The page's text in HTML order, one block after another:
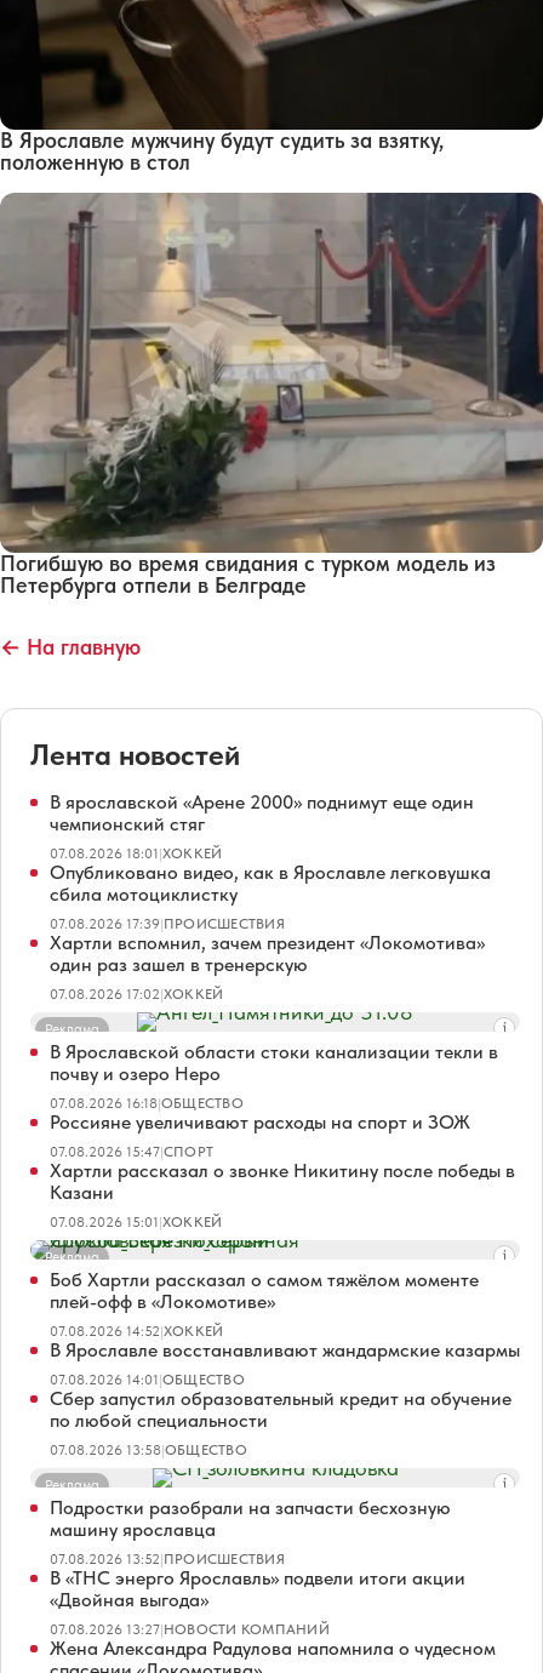
В Ярославле мужчину будут судить за взятку,
положенную в стол
Погибшую во время свидания с турком модель из
Петербурга отпели в Белграде
← На главную
Лента новостей
В ярославской «Арене 2000» поднимут еще один
чемпионский стяг
07.08.2026 18:01|ХОККЕЙ
Опубликовано видео, как в Ярославле легковушка
сбила мотоциклистку
07.08.2026 17:39|ПРОИСШЕСТВИЯ
Хартли вспомнил, зачем президент «Локомотива»
один раз зашел в тренерскую
07.08.2026 17:02|ХОККЕЙ
Реклама
В Ярославской области стоки канализации текли в
почву и озеро Неро
07.08.2026 16:18|ОБЩЕСТВО
Россияне увеличивают расходы на спорт и ЗОЖ
07.08.2026 15:47|СПОРТ
Хартли рассказал о звонке Никитину после победы в
Казани
07.08.2026 15:01|ХОККЕЙ
Реклама
Боб Хартли рассказал о самом тяжёлом моменте
плей-офф в «Локомотиве»
07.08.2026 14:52|ХОККЕЙ
В Ярославле восстанавливают жандармские казармы
07.08.2026 14:01|ОБЩЕСТВО
Сбер запустил образовательный кредит на обучение
по любой специальности
07.08.2026 13:58|ОБЩЕСТВО
Реклама
Подростки разобрали на запчасти бесхозную
машину ярославца
07.08.2026 13:52|ПРОИСШЕСТВИЯ
В «ТНС энерго Ярославль» подвели итоги акции
«Двойная выгода»
07.08.2026 13:27|НОВОСТИ КОМПАНИЙ
Жена Александра Радулова напомнила о чудесном